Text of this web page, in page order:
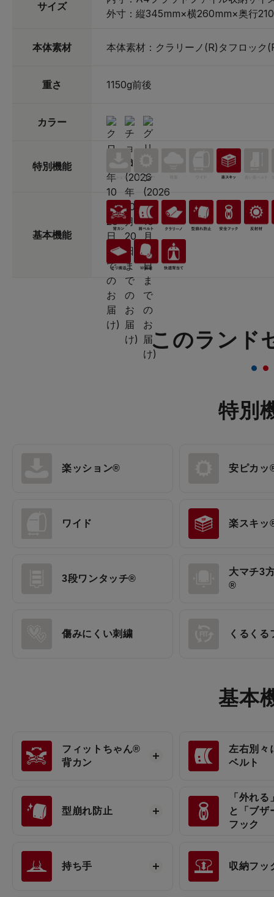
サイズ
外寸：縦345mm×横260mm×奥行
本体素材 本体素材：クラリーノ(R)タフロック
重さ 1150g前後
カラー
特別機能
基本機能
このランド
特別
楽ッション® 安ピカッ
ワイド 楽スキッ
3段ワンタッチ®
大マチ3
®
傷みにくい刺繍 くるくる
基本
フィットちゃん®
背カン
左右別々
ベルト
型崩れ防止
「外れ
と「ブザ
フック
持ち手 収納フッ